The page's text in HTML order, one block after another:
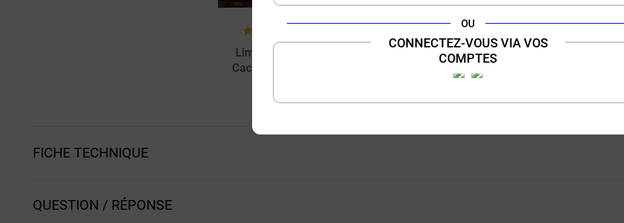
OU
CONNECTEZ-VOUS VIA VOS
COMPTES
Limonade Citron Vert
Cactus Mexican Cartel
Clone Swoke 10ml Frozen
Cactus
FICHE TECHNIQUE
QUESTION / RÉPONSE